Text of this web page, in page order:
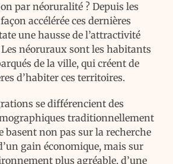
par néoruralité ? Depuis les
accélérée ces dernières
une hausse de l’attractivité
Les néoruraux sont les habitants
de la ville, qui créent de
d’habiter ces territoires.
se différencient des
traditionnellement
basent non pas sur la recherche
gain économique, mais sur
plus agréable, d’une